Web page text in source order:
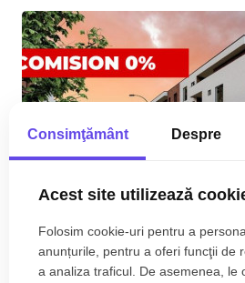
Consimţământ Despre
Acest site utilizează
Folosim cookie-uri pentru a
anunțurile, pentru a oferi funcţii de
a analiza traficul. De asemenea, le